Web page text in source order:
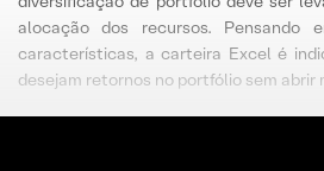
alocação dos recursos. Pensando
características, a carteira Excel é
desejam retornos no portfólio sem abrir